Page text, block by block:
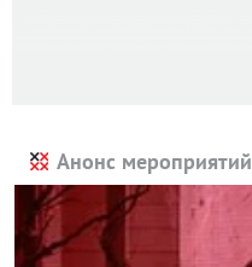
Анонс мероприятий